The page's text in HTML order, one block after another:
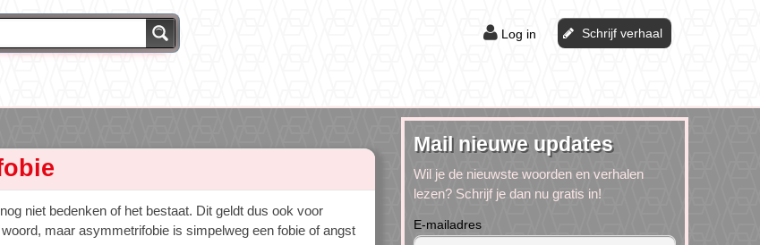
Log in Schrijf verhaal
niet bedenken of het bestaat. Dit geldt dus ook voor
maar asymmetrifobie is simpelweg een fobie of angst
Mail nieuwe updates
Wil je de nieuwste woorden en verhalen
lezen? Schrijf je dan nu gratis in!
E-mailadres